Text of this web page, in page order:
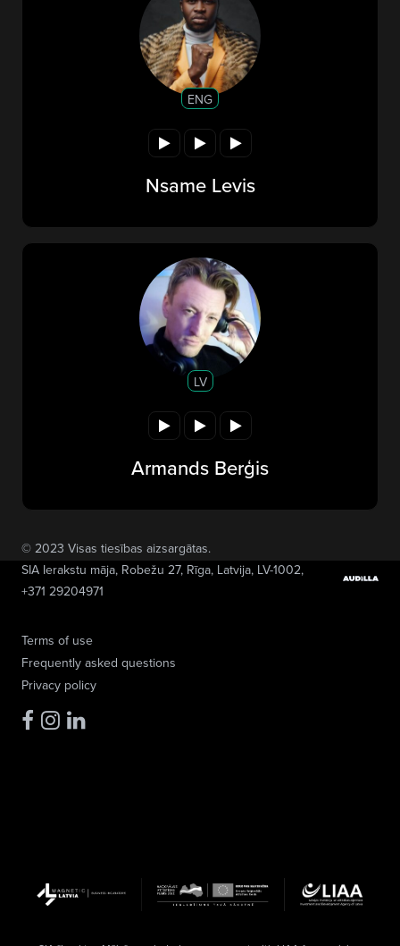
ENG
Nsame Levis
LV
Armands Berģis
Terms of use
Frequently asked questions
Privacy policy
© 2023 Visas tiesības aizsargātas.
SIA Ierakstu māja, Robežu 27, Rīga, Latvija, LV-1002,
+371 29204971